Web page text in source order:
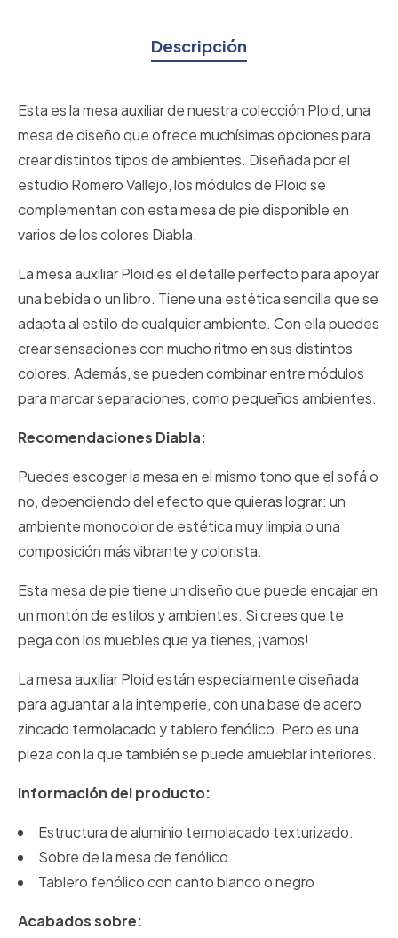
Descripción
Esta es la mesa auxiliar de nuestra colección Ploid, una
mesa de diseño que ofrece muchísimas opciones para
crear distintos tipos de ambientes. Diseñada por el
estudio Romero Vallejo, los módulos de Ploid se
complementan con esta mesa de pie disponible en
varios de los colores Diabla.
La mesa auxiliar Ploid es el detalle perfecto para apoyar
una bebida o un libro. Tiene una estética sencilla que se
adapta al estilo de cualquier ambiente. Con ella puedes
crear sensaciones con mucho ritmo en sus distintos
colores. Además, se pueden combinar entre módulos
para marcar separaciones, como pequeños ambientes.
Recomendaciones Diabla:
Puedes escoger la mesa en el mismo tono que el sofá o
no, dependiendo del efecto que quieras lograr: un
ambiente monocolor de estética muy limpia o una
composición más vibrante y colorista.
Esta mesa de pie tiene un diseño que puede encajar en
un montón de estilos y ambientes. Si crees que te
pega con los muebles que ya tienes, ¡vamos!
La mesa auxiliar Ploid están especialmente diseñada
para aguantar a la intemperie, con una base de acero
zincado termolacado y tablero fenólico. Pero es una
pieza con la que también se puede amueblar interiores.
Información del producto:
Estructura de aluminio termolacado texturizado.
Sobre de la mesa de fenólico.
Tablero fenólico con canto blanco o negro
Acabados sobre: